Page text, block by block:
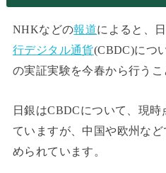
NHKなどの報道によると、
行デジタル通貨(CBDC)につ
の実証実験を今春から行うこ
日銀はCBDCについて、現
ていますが、中国や欧州な
められています。